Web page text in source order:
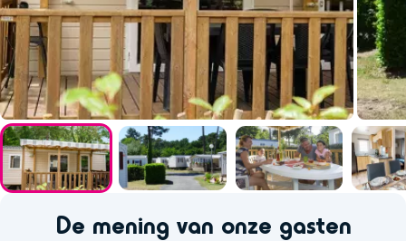
De mening van onze gasten